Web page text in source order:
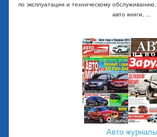
по эксплуатации и техническому
авто книги, ...
Авто журналы